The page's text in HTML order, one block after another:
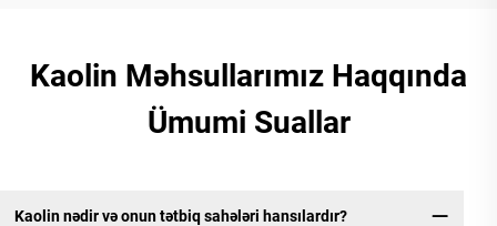
Kaolin Məhsullarımız Haqqında
Ümumi Suallar
Kaolin nədir və onun tətbiq sahələri hansılardır?